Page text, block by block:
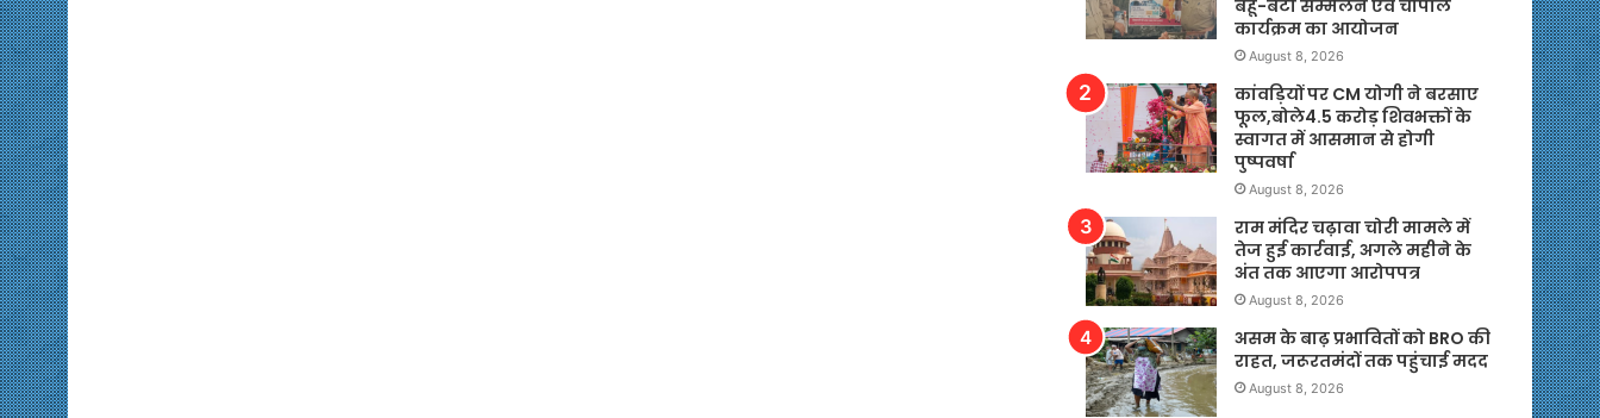
बहू-बेटी सम्मेलन एवं चौपाल
कार्यक्रम का आयोजन
August 8, 2026
कांवड़ियों पर CM योगी ने बरसाए
फूल,बोले4.5 करोड़ शिवभक्तों के
स्वागत में आसमान से होगी
पुष्पवर्षा
August 8, 2026
राम मंदिर चढ़ावा चोरी मामले में
तेज हुई कार्रवाई, अगले महीने के
अंत तक आएगा आरोपपत्र
August 8, 2026
असम के बाढ़ प्रभावितों को BRO की
राहत, जरूरतमंदों तक पहुंचाई मदद
August 8, 2026